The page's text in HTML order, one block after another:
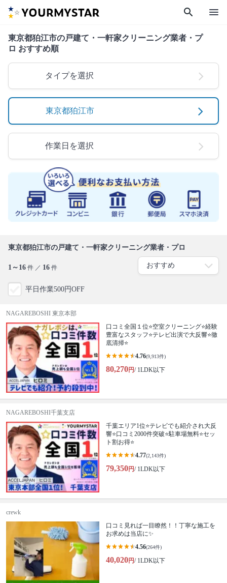
search menu
東京都狛江市の戸建て・一軒家クリーニング業者・プ
ロ おすすめ順
タイプを選択
東京都狛江市
作業日を選択
東京都狛江市の戸建て・一軒家クリーニング業者・プロ
1～16 件 ／ 16 件
平日作業500円OFF
NAGAREBOSHI 東京本部
口コミ全国１位⭐空室クリーニング⭐経験
豊富なスタッフ⭐テレビ出演で大反響⭐徹
底清掃⭐
4.76(9,913件)
80,270円/ 1LDK以下
NAGAREBOSHI千葉支店
千葉エリア1位⭐テレビでも紹介され大反
響⭐️口コミ2000件突破⭐️駐車場無料⭐セッ
ト割お得⭐
4.77(2,143件)
79,350円/ 1LDK以下
crewk
口コミ見れば一目瞭然！！丁寧な施工を
お求めは当店に✨
4.56(264件)
40,020円/ 1LDK以下